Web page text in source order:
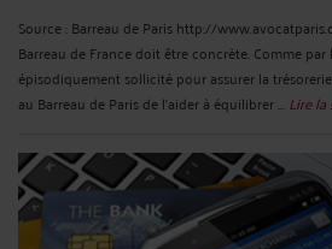
Source : Barreau de Paris http://
Barreau de France doit être concrète. Comme par
épisodiquement sollicité pour assurer la
au Barreau de Paris de l'aider à équilibrer ... Lire la